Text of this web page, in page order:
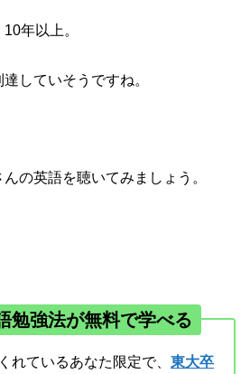
年以上。
していそうですね。
の英語を聴いてみましょう。
勉強法が無料で学べる
れているあなた限定で、 東大卒